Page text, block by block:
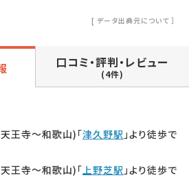
[ データ出典元について ］
口コミ・評判・レビュー
(4件)
王寺～和歌山)「津久野駅」より徒歩で
王寺～和歌山)「上野芝駅」より徒歩で